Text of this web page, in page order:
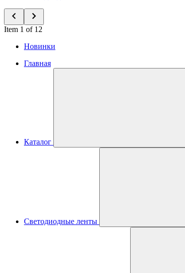
Item 1 of 12
Новинки
Главная
Каталог
Светодиодные ленты